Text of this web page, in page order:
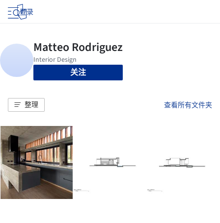
登录
关注
整理 查看所有文件夹